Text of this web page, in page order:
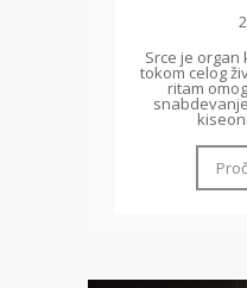
Srce je
tokom celog
ritam